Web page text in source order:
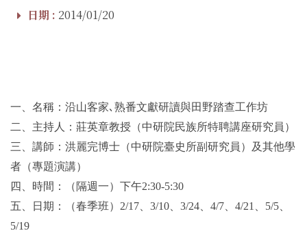
日期 : 2014/01/20
一、名稱：沿山客家､熟番文獻研讀與田野踏查工作坊
二、主持人：莊英章教授（中研院民族所特聘講座研究員）
三、講師：洪麗完博士（中研院臺史所副研究員）及其他學
者（專題演講）
四、時間：（隔週一）下午2:30-5:30
五、日期：（春季班） 2/17 3/10 3/24 4/7 4/21 5/5
5/19